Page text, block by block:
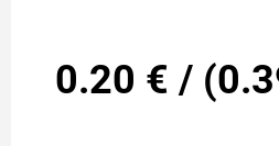
0.20 € / (